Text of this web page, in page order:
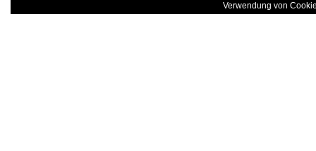
Verwendung von